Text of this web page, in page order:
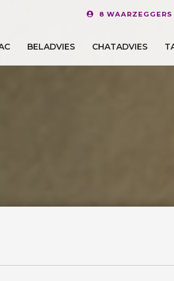
8 WAARZEGGERS
BELADVIES CHATADVIES